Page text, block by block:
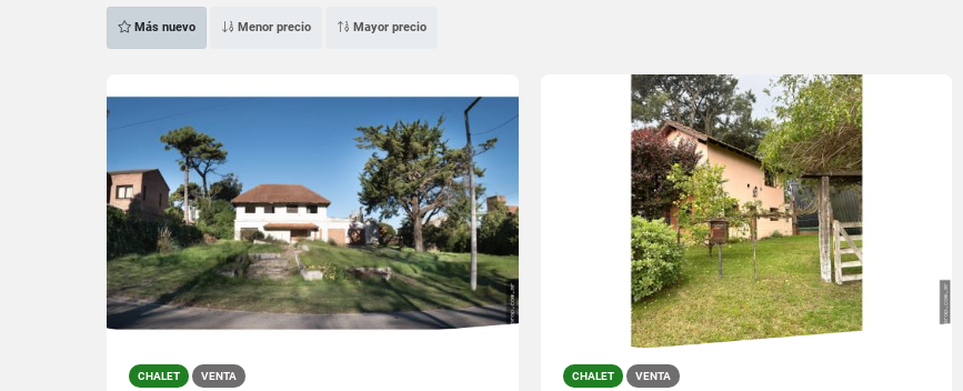
Más nuevo Menor precio Mayor precio
CHALET VENTA CHALET VENTA